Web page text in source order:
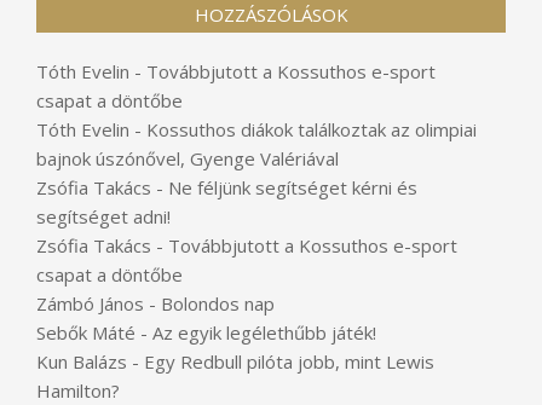
HOZZÁSZÓLÁSOK
Tóth Evelin - Továbbjutott a Kossuthos e-sport
csapat a döntőbe
Tóth Evelin - Kossuthos diákok találkoztak az olimpiai
bajnok úszónővel, Gyenge Valériával
Zsófia Takács - Ne féljünk segítséget kérni és
segítséget adni!
Zsófia Takács - Továbbjutott a Kossuthos e-sport
csapat a döntőbe
Zámbó János - Bolondos nap
Sebők Máté - Az egyik legélethűbb játék!
Kun Balázs - Egy Redbull pilóta jobb, mint Lewis
Hamilton?